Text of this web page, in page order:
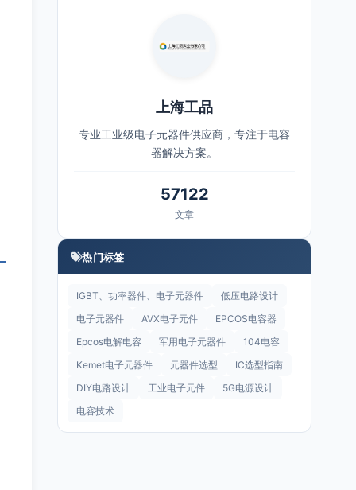
上海工品
专业工业级电子元器件供应商，专注于电容
器解决方案。
57122
文章
热门标签
IGBT、功率器件、电子元器件
低压电路设计
电子元器件
AVX电子元件
EPCOS电容器
Epcos电解电容
军用电子元器件
104电容
Kemet电子元器件
元器件选型
IC选型指南
DIY电路设计
工业电子元件
5G电源设计
电容技术